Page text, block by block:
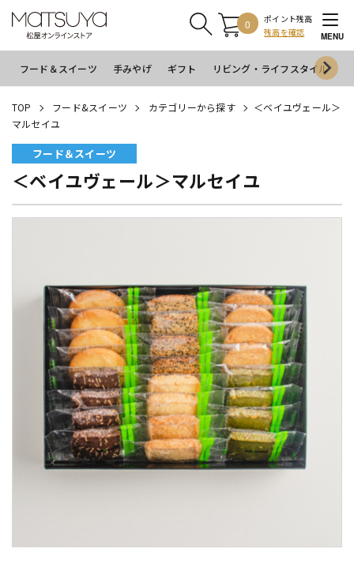
0
ポイント残高
残高を確認
MENU
フード＆スイーツ 手みやげ ギフト リビング・ライフスタイル
TOP フード&スイーツ カテゴリーから探す
＜ベイユヴェール＞
マルセイユ
フード＆スイーツ
＜ベイユヴェール＞マルセイユ